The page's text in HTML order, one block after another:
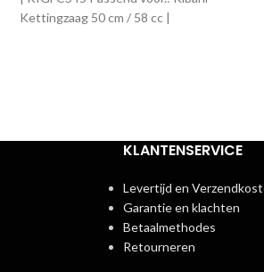
Kettingzaag 50 cm / 58 cc |
KLANTENSERVICE
Levertijd en
Garantie en klachten
Betaalmethodes
Retourneren